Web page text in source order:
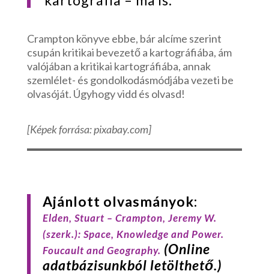
Crampton könyve ebbe, bár alcíme szerint
csupán kritikai bevezető a kartográfiába, ám
valójában a kritikai kartográfiába, annak
szemlélet- és gondolkodásmódjába vezeti be
olvasóját. Úgyhogy vidd és olvasd!
[Képek forrása: pixabay.com]
Ajánlott olvasmányok:
Elden, Stuart– Crampton, Jeremy W.
(szerk.): Space, Knowledge and Power.
Foucault and Geography. (Online
adatbázisunkból letölthető.)